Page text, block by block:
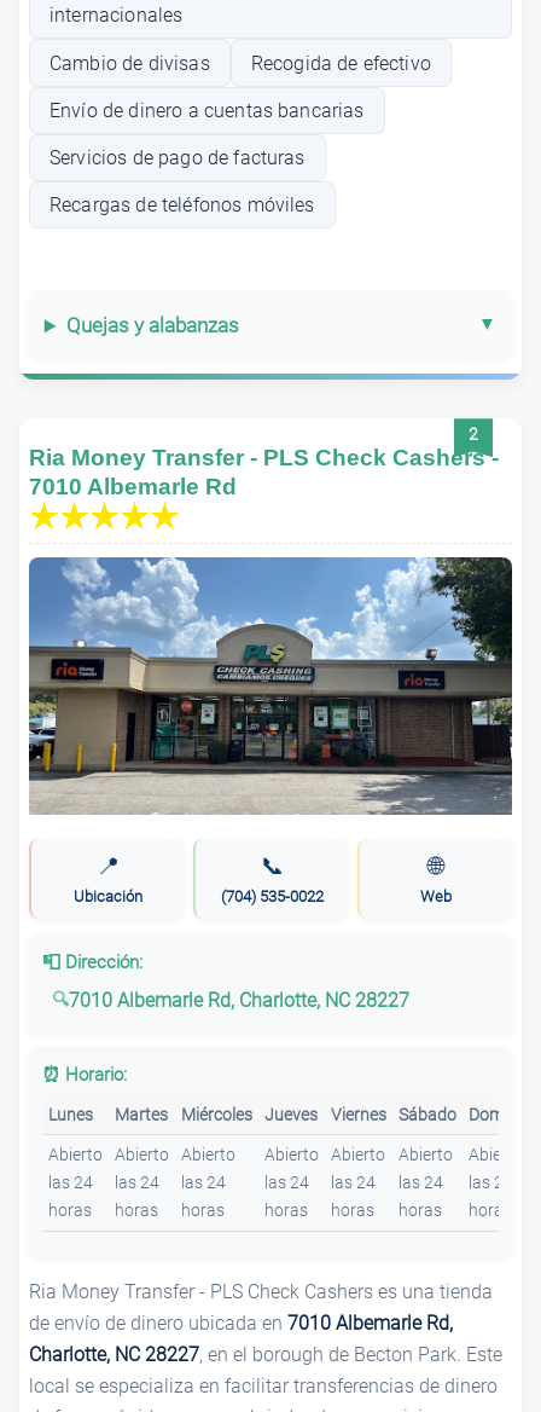
internacionales
Cambio de divisas Recogida de efectivo
Envío de dinero a cuentas bancarias
Servicios de pago de facturas
Recargas de teléfonos móviles
Quejas y alabanzas
2
Ria Money Transfer - PLS Check Cashers -
7010 Albemarle Rd
📍
Ubicación
📞
(704) 535-0022
🌐
Web
📮 Dirección:
7010 Albemarle Rd, Charlotte, NC 28227
⏰ Horario:
Lunes Martes Miércoles Jueves Viernes Sábado Domingo
Abierto
las 24
horas
Abierto
las 24
horas
Abierto
las 24
horas
Abierto
las 24
horas
Abierto
las 24
horas
Abierto
las 24
horas
Abierto
las 24
horas
Ria Money Transfer - PLS Check Cashers es una tienda
de envío de dinero ubicada en 7010 Albemarle Rd,
Charlotte, NC 28227, en el borough de Becton Park. Este
local se especializa en facilitar transferencias de dinero